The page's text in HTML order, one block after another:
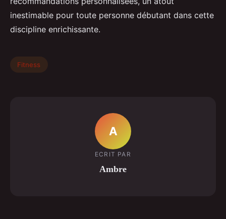
inestimable pour toute personne débutant dans cette
discipline enrichissante.
Fitness
A
ECRIT PAR
Ambre